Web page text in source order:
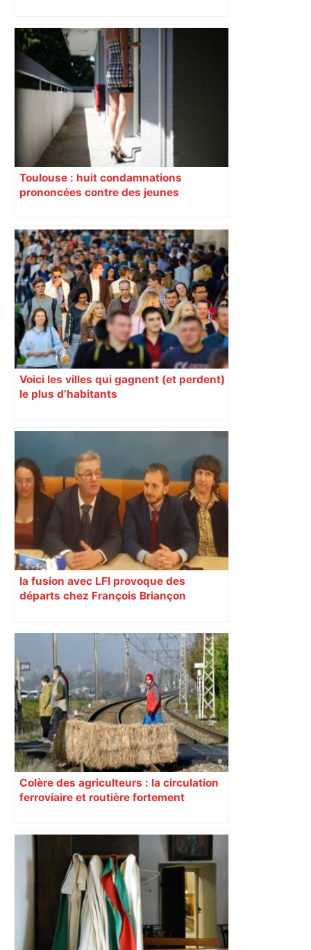
Toulouse : huit condamnations
prononcées contre des jeunes
Voici les villes qui gagnent (et perdent)
le plus d’habitants
la fusion avec LFI provoque des
départs chez François Briançon
Colère des agriculteurs : la circulation
ferroviaire et routière fortement